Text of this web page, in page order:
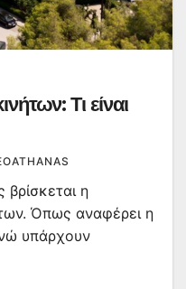
Τι είναι
βρίσκεται η
Όπως αναφέρει η
υπάρχουν